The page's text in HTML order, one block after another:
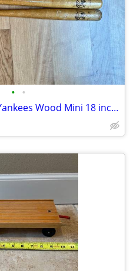
• •
Vintage 1980's NY Yankees Wood Mini 18 inch Baseball Batts